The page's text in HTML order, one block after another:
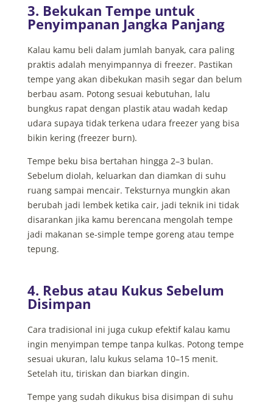
3. Bekukan Tempe untuk
Penyimpanan Jangka Panjang
Kalau kamu beli dalam jumlah banyak, cara paling
praktis adalah menyimpannya di freezer. Pastikan
tempe yang akan dibekukan masih segar dan belum
berbau asam. Potong sesuai kebutuhan, lalu
bungkus rapat dengan plastik atau wadah kedap
udara supaya tidak terkena udara freezer yang bisa
bikin kering (freezer burn).
Tempe beku bisa bertahan hingga 2–3 bulan.
Sebelum diolah, keluarkan dan diamkan di suhu
ruang sampai mencair. Teksturnya mungkin akan
berubah jadi lembek ketika cair, jadi teknik ini tidak
disarankan jika kamu berencana mengolah tempe
jadi makanan se-simple tempe goreng atau tempe
tepung.
4. Rebus atau Kukus Sebelum
Disimpan
Cara tradisional ini juga cukup efektif kalau kamu
ingin menyimpan tempe tanpa kulkas. Potong tempe
sesuai ukuran, lalu kukus selama 10–15 menit.
Setelah itu, tiriskan dan biarkan dingin.
Tempe yang sudah dikukus bisa disimpan di suhu